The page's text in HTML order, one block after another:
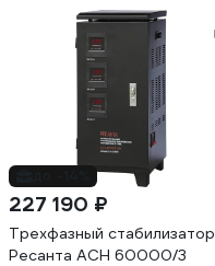
227 190 ₽
Трехфазный стабилизатор
Ресанта АСН 60000/3